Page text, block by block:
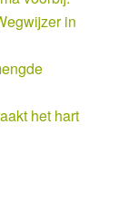
in
het hart